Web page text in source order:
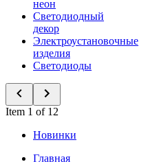
неон
Светодиодный
декор
Электроустановочные
изделия
Светодиоды
Item 1 of 12
Новинки
Главная